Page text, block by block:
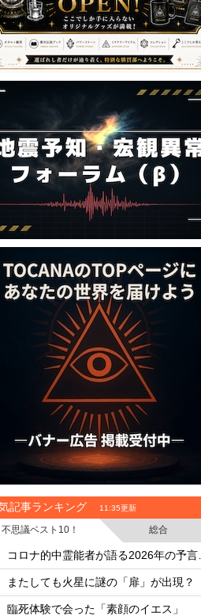
記事ランキング 11:35更新
不思議ベスト10！
総合
・
・
またしても火星に謎の「扉」が出現？
・
臨死体験で会った「素顔のイエス」